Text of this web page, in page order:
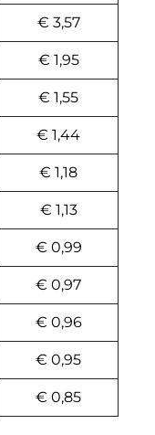
€ 3,57
€ 1,95
€ 1,55
€ 1,44
€ 1,18
€ 1,13
€ 0,99
€ 0,97
€ 0,96
€ 0,95
€ 0,85